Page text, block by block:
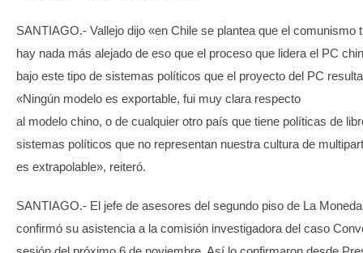
SANTIAGO.- Vallejo dijo «en Chile se plantea que el comunismo
hay nada más alejado de eso que el proceso que lidera el PC
bajo este tipo de sistemas políticos que el proyecto del PC
«Ningún modelo es exportable, fui muy clara respecto
al modelo chino, o de cualquier otro país que tiene políticas de
sistemas políticos que no representan nuestra cultura de
es extrapolable», reiteró.
SANTIAGO.- El jefe de asesores del segundo piso de La
confirmó su asistencia a la comisión investigadora del caso